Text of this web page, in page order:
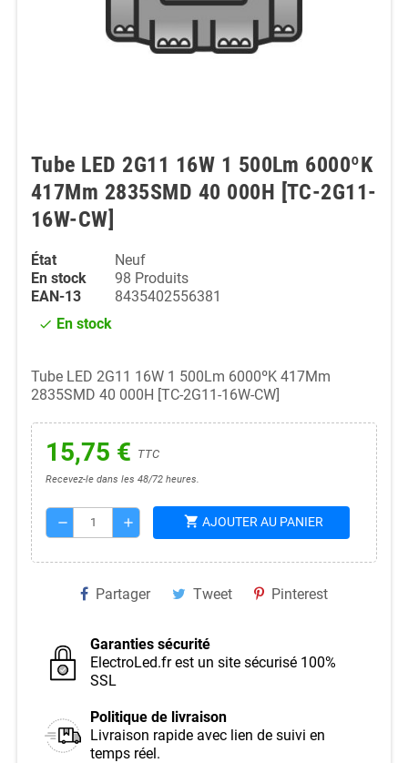
Tube LED 2G11 16W 1 500Lm 6000ºK
417Mm 2835SMD 40 000H [TC-2G11-
16W-CW]
État
Neuf
En stock
98 Produits
EAN-13
8435402556381
check En stock
Tube LED 2G11 16W 1 500Lm 6000ºK 417Mm
2835SMD 40 000H [TC-2G11-16W-CW]
15,75 € TTC
Recevez-le dans les 48/72 heures.
remove add shopping_cart AJOUTER AU PANIER
Partager Tweet Pinterest
Garanties sécurité
ElectroLed.fr est un site sécurisé 100%
SSL
Politique de livraison
Livraison rapide avec lien de suivi en
temps réel.